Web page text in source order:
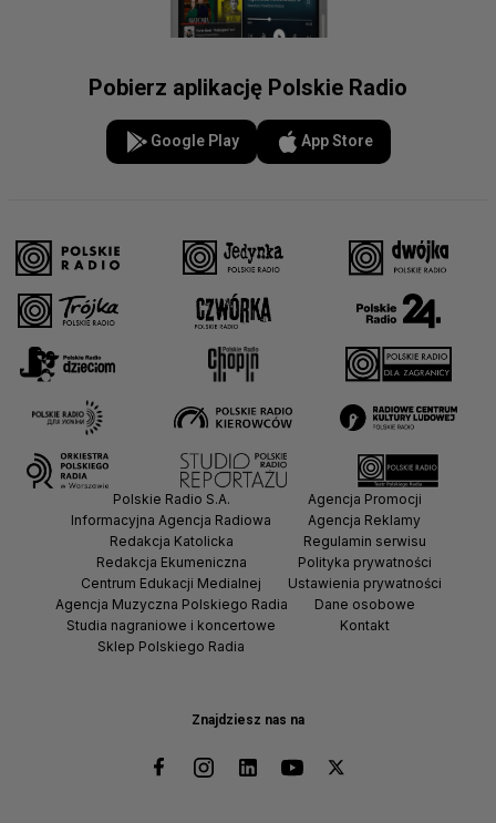
Pobierz aplikację Polskie Radio
Google Play App Store
Znajdziesz nas na
Polskie Radio S.A.
Informacyjna Agencja Radiowa
Redakcja Katolicka
Redakcja Ekumeniczna
Centrum Edukacji Medialnej
Agencja Muzyczna Polskiego Radia
Studia nagraniowe i koncertowe
Sklep Polskiego Radia
Agencja Promocji
Agencja Reklamy
Regulamin serwisu
Polityka prywatności
Ustawienia prywatności
Dane osobowe
Kontakt